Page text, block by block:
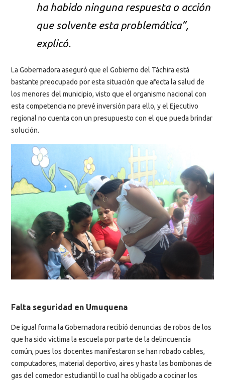
ha habido ninguna respuesta o acción
que solvente esta problemática”,
explicó.
La Gobernadora aseguró que el Gobierno del Táchira está
bastante preocupado por esta situación que afecta la salud de
los menores del municipio, visto que el organismo nacional con
esta competencia no prevé inversión para ello, y el Ejecutivo
regional no cuenta con un presupuesto con el que pueda brindar
solución.
Falta seguridad en Umuquena
De igual forma la Gobernadora recibió denuncias de robos de los
que ha sido víctima la escuela por parte de la delincuencia
común, pues los docentes manifestaron se han robado cables,
computadores, material deportivo, aires y hasta las bombonas de
gas del comedor estudiantil lo cual ha obligado a cocinar los